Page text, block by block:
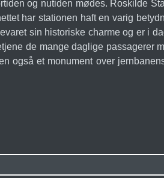
og nutiden mødes. Roskilde
har stationen haft en varig
sin historiske charme og er i
de mange daglige passagerer
også et monument over